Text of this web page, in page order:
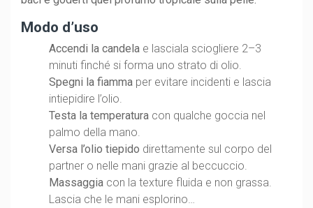
Modo d’uso
Accendi la candela e lasciala sciogliere 2–3
minuti finché si forma uno strato di olio.
Spegni la fiamma per evitare incidenti e lascia
intiepidire l’olio.
Testa la temperatura con qualche goccia nel
palmo della mano.
Versa l’olio tiepido direttamente sul corpo del
partner o nelle mani grazie al beccuccio.
Massaggia con la texture fluida e non grassa.
Lascia che le mani esplorino…